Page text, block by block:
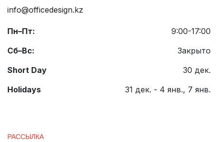
info@officedesign.kz
Пн–Пт:
9:00-17:00
Сб–Вс:
Закрыто
Short Day
30 дек.
Holidays
31 дек. - 4 янв., 7 янв.
РАССЫЛКА